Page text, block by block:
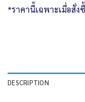
*ราคานี้เฉพาะเมื่อสั่
DESCRIPTION